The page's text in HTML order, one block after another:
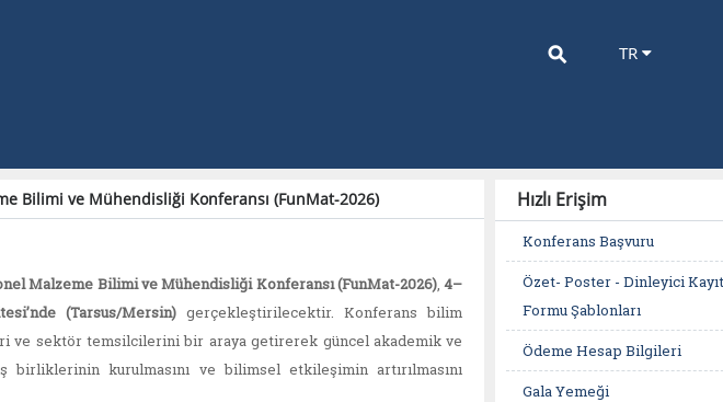
TR
⚲
Bilimi ve Mühendisliği Konferansı (FunMat-2026)
Malzeme Bilimi ve Mühendisliği Konferansı (FunMat-2026),4–
(Tarsus/Mersin) gerçekleştirilecektir. Konferans bilim
ve sektör temsilcilerini bir araya getirerek güncel akademik ve
birliklerinin kurulmasını ve bilimsel etkileşimin artırılmasını
Hızlı Erişim
Konferans Başvuru
Özet- Poster - Dinleyici
Formu Şablonları
Ödeme Hesap Bilgileri
Gala Yemeği